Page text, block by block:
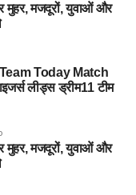
Today Match 24के
Marsh, Ryan
Usman Tariq जैसे
पिच तेज गेंदबाजों को
पेसर्स शामिल करना
मुहर, मजदूरों, युवाओं और
Today Match
लीड्स ड्रीम11 टीम
मुहर, मजदूरों, युवाओं और